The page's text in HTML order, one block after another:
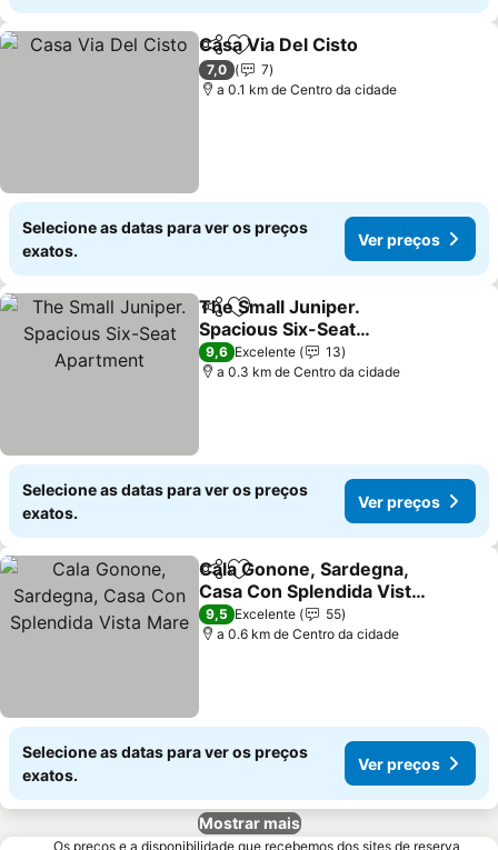
PartilharAdicionar aos favoritos
Casa Via Del Cisto
7,0
7
a 0.1 km de Centro da cidade
Selecione as datas para ver os preços
exatos.
Ver preços
PartilharAdicionar aos favoritos
The Small Juniper.
Spacious Six-Seat
Apartment
9,6 Excelente
13
a 0.3 km de Centro da cidade
Selecione as datas para ver os preços
exatos.
Ver preços
PartilharAdicionar aos favoritos
Cala Gonone, Sardegna,
Casa Con Splendida Vista
Mare
9,5 Excelente
55
a 0.6 km de Centro da cidade
Selecione as datas para ver os preços
exatos.
Ver preços
Mostrar mais
Os preços e a disponibilidade que recebemos dos sites de reserva